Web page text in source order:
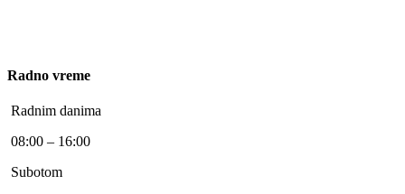
Radno vreme
Radnim danima
08:00 – 16:00
Subotom